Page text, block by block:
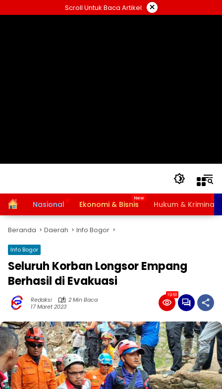
ke
Scroll Untuk Baca Artikel ×
HomeNasional Ekonomi & Bisnis Hukum & Kriminal
Beranda Daerah Info Bogor
Info Bogor
Seluruh Korban Longsor Empang
Berhasil di Evakuasi
Redaksi
2 Min Baca
17 Maret 2023
1961